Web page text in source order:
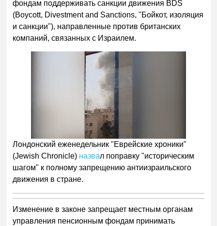
фондам поддерживать санкции движения BDS
(Boycott, Divestment and Sanctions, "Бойкот, изоляция
и санкции"), направленные против британских
компаний, связанных с Израилем.
Лондонский еженедельник "Еврейские хроники"
(Jewish Chronicle) назвал поправку "историческим
шагом" к полному запрещению антиизраильского
движения в стране.
Изменение в законе запрещает местным органам
управления пенсионным фондам принимать